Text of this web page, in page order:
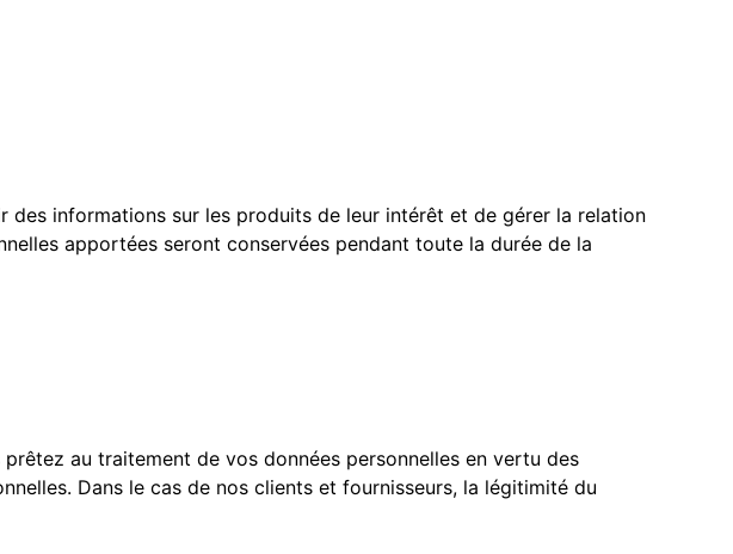
des informations sur les produits de leur intérêt et de gérer la relation
apportées seront conservées pendant toute la durée de la
au traitement de vos données personnelles en vertu des
Dans le cas de nos clients et fournisseurs, la légitimité du